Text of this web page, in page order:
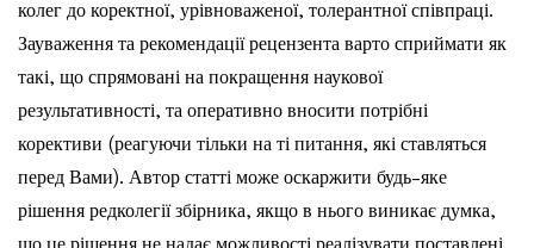
колег до коректної, урівноваженої, толерантної співпраці.
Зауваження та рекомендації рецензента варто сприймати як
такі, що спрямовані на покращення наукової
результативності, та оперативно вносити потрібні
корективи (реагуючи тільки на ті питання, які ставляться
перед Вами). Автор статті може оскаржити будь-яке
рішення редколегії збірника, якщо в нього виникає думка,